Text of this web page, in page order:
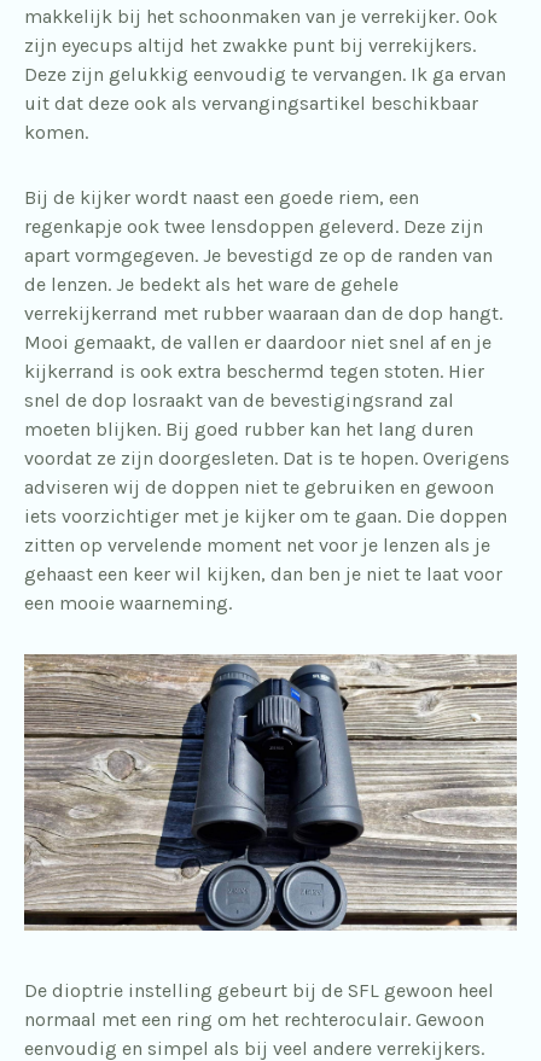
makkelijk bij het schoonmaken van je verrekijker. Ook
zijn eyecups altijd het zwakke punt bij verrekijkers.
Deze zijn gelukkig eenvoudig te vervangen. Ik ga ervan
uit dat deze ook als vervangingsartikel beschikbaar
komen.
Bij de kijker wordt naast een goede riem, een
regenkapje ook twee lensdoppen geleverd. Deze zijn
apart vormgegeven. Je bevestigd ze op de randen van
de lenzen. Je bedekt als het ware de gehele
verrekijkerrand met rubber waaraan dan de dop hangt.
Mooi gemaakt, de vallen er daardoor niet snel af en je
kijkerrand is ook extra beschermd tegen stoten. Hier
snel de dop losraakt van de bevestigingsrand zal
moeten blijken. Bij goed rubber kan het lang duren
voordat ze zijn doorgesleten. Dat is te hopen. Overigens
adviseren wij de doppen niet te gebruiken en gewoon
iets voorzichtiger met je kijker om te gaan. Die doppen
zitten op vervelende moment net voor je lenzen als je
gehaast een keer wil kijken, dan ben je niet te laat voor
een mooie waarneming.
De dioptrie instelling gebeurt bij de SFL gewoon heel
normaal met een ring om het rechteroculair. Gewoon
eenvoudig en simpel als bij veel andere verrekijkers.